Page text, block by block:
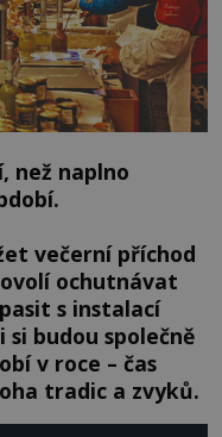
než naplno
večerní příchod
ochutnávat
s instalací
budou společně
v roce – čas
tradic a zvyků.